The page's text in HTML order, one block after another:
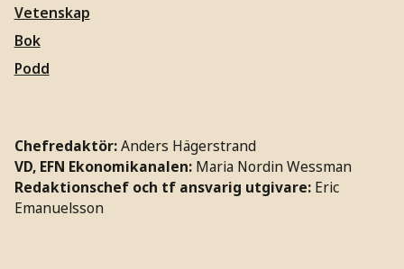
Vetenskap
Bok
Podd
Chefredaktör:Anders Hägerstrand
VD, EFN Ekonomikanalen: Maria Nordin Wessman
Redaktionschef och tf ansvarig utgivare: Eric
Emanuelsson